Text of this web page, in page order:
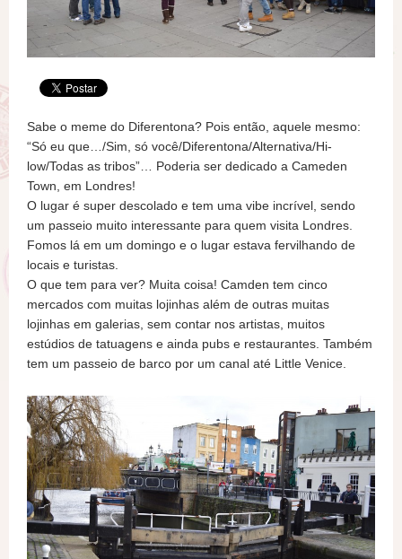
Sabe o meme do Diferentona? Pois então, aquele mesmo:
“Só eu que…/Sim, só você/Diferentona/Alternativa/Hi-
low/Todas as tribos”… Poderia ser dedicado a Cameden
Town, em Londres!
O lugar é super descolado e tem uma vibe incrível, sendo
um passeio muito interessante para quem visita Londres.
Fomos lá em um domingo e o lugar estava fervilhando de
locais e turistas.
O que tem para ver? Muita coisa! Camden tem cinco
mercados com muitas lojinhas além de outras muitas
lojinhas em galerias, sem contar nos artistas, muitos
estúdios de tatuagens e ainda pubs e restaurantes. Também
tem um passeio de barco por um canal até Little Venice.